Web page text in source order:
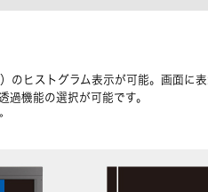
のヒストグラム表示が可能。画面に
過機能の選択が可能です。